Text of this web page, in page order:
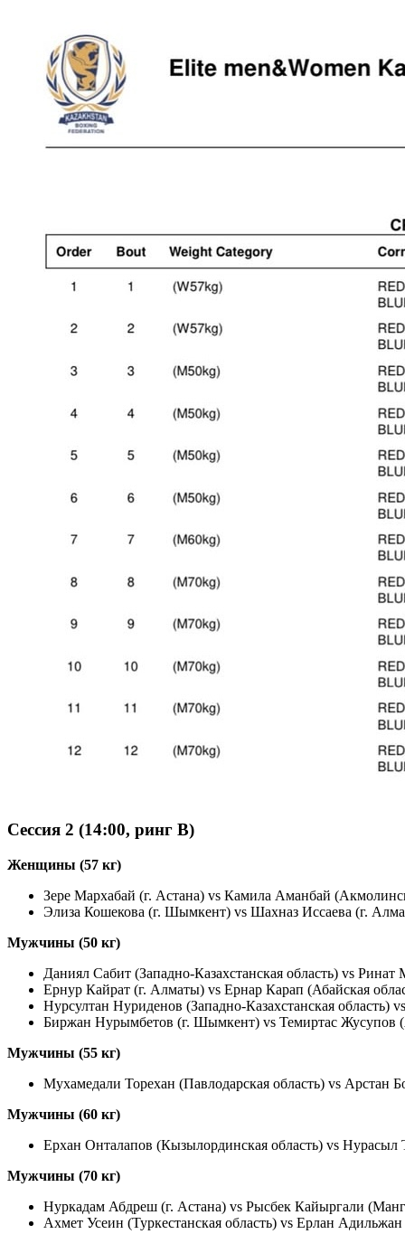
Сессия 2 (14:00, ринг B)
Женщины (57 кг)
Зере Мархабай (г. Астана) vs Камила Аманбай
Элиза Кошекова (г. Шымкент) vs Шахназ Иссаева (г.
Мужчины (50 кг)
Даниял Сабит (Западно-Казахстанская область) vs Ринат
Ернур Кайрат (г. Алматы) vs Ернар Карап (Абайская
Нурсултан Нуриденов (Западно-Казахстанская область)
Биржан Нурымбетов (г. Шымкент) vs Темиртас Жусупов
Мужчины (55 кг)
Мухамедали Торехан (Павлодарская область) vs Арстан
Мужчины (60 кг)
Ерхан Онталапов (Кызылординская область) vs Нурасыл
Мужчины (70 кг)
Нуркадам Абдреш (г. Астана) vs Рысбек Кайыргали
Ахмет Усеин (Туркестанская область) vs Ерлан